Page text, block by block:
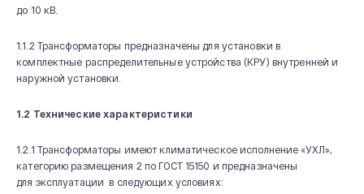
до 10 кВ.
1.1.2 Трансформаторы предназначены для установки в
комплектные распределительные устройства (КРУ) внутренней и
наружной установки.
1.2 Технические характеристики
1.2.1 Трансформаторы имеют климатическое исполнение «УХЛ»,
категорию размещения 2 по ГОСТ 15150 и предназначены
для эксплуатации в следующих условиях: